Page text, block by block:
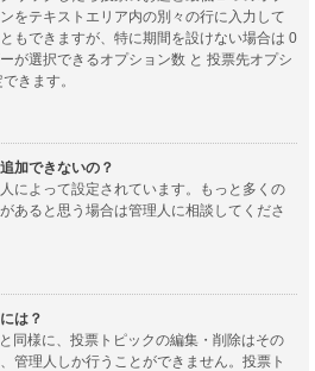
をテキストエリア内の別々の行に入力して
もできますが、特に期間を設けない場合は 0
が選択できるオプション数 と 投票先オプシ
きます。
加できないの？
によって設定されています。もっと多くの
あると思う場合は管理人に相談してくださ
は？
同様に、投票トピックの編集・削除はその
管理人しか行うことができません。投票ト